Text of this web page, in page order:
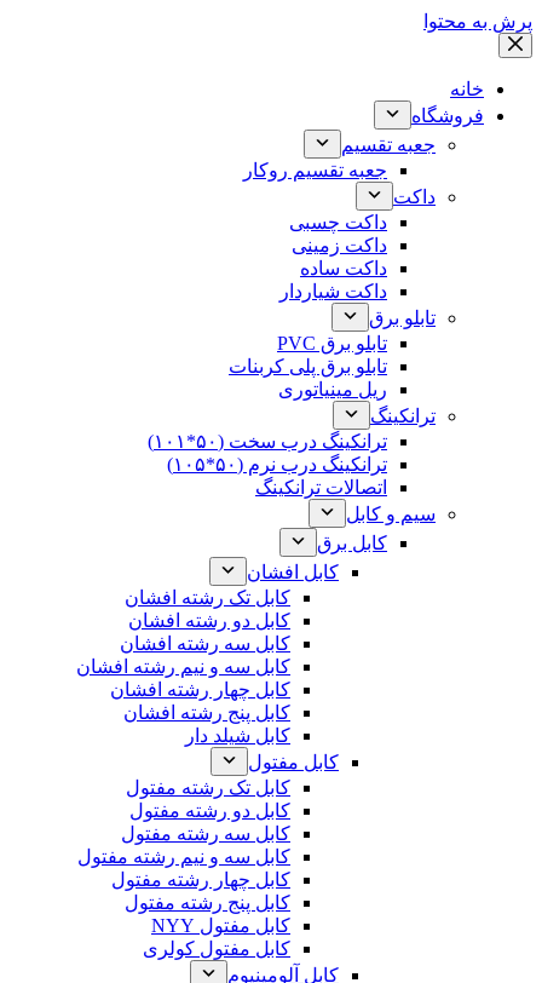
پرش به محتوا
خانه
فروشگاه
جعبه تقسیم
جعبه تقسیم روکار
داکت
داکت چسبی
داکت زمینی
داکت ساده
داکت شیاردار
تابلو برق
تابلو برق PVC
تابلو برق پلی کربنات
ریل مینیاتوری
ترانکینگ
ترانکینگ درب سخت (۵۰*۱۰۱)
ترانکینگ درب نرم (۵۰*۱۰۵)
اتصالات ترانکینگ
سیم و کابل
کابل برق
کابل افشان
کابل تک رشته افشان
کابل دو رشته افشان
کابل سه رشته افشان
کابل سه و نیم رشته افشان
کابل چهار رشته افشان
کابل پنج رشته افشان
کابل شیلد دار
کابل مفتول
کابل تک رشته مفتول
کابل دو رشته مفتول
کابل سه رشته مفتول
کابل سه و نیم رشته مفتول
کابل چهار رشته مفتول
کابل پنج رشته مفتول
کابل مفتول NYY
کابل مفتول کولری
کابل آلومینیوم